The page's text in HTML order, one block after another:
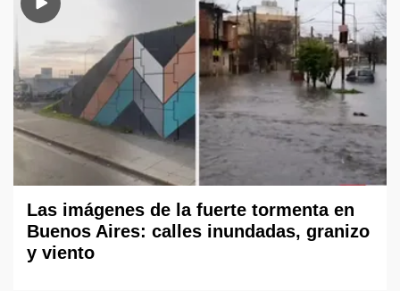
Las imágenes de la fuerte tormenta en
Buenos Aires: calles inundadas, granizo
y viento